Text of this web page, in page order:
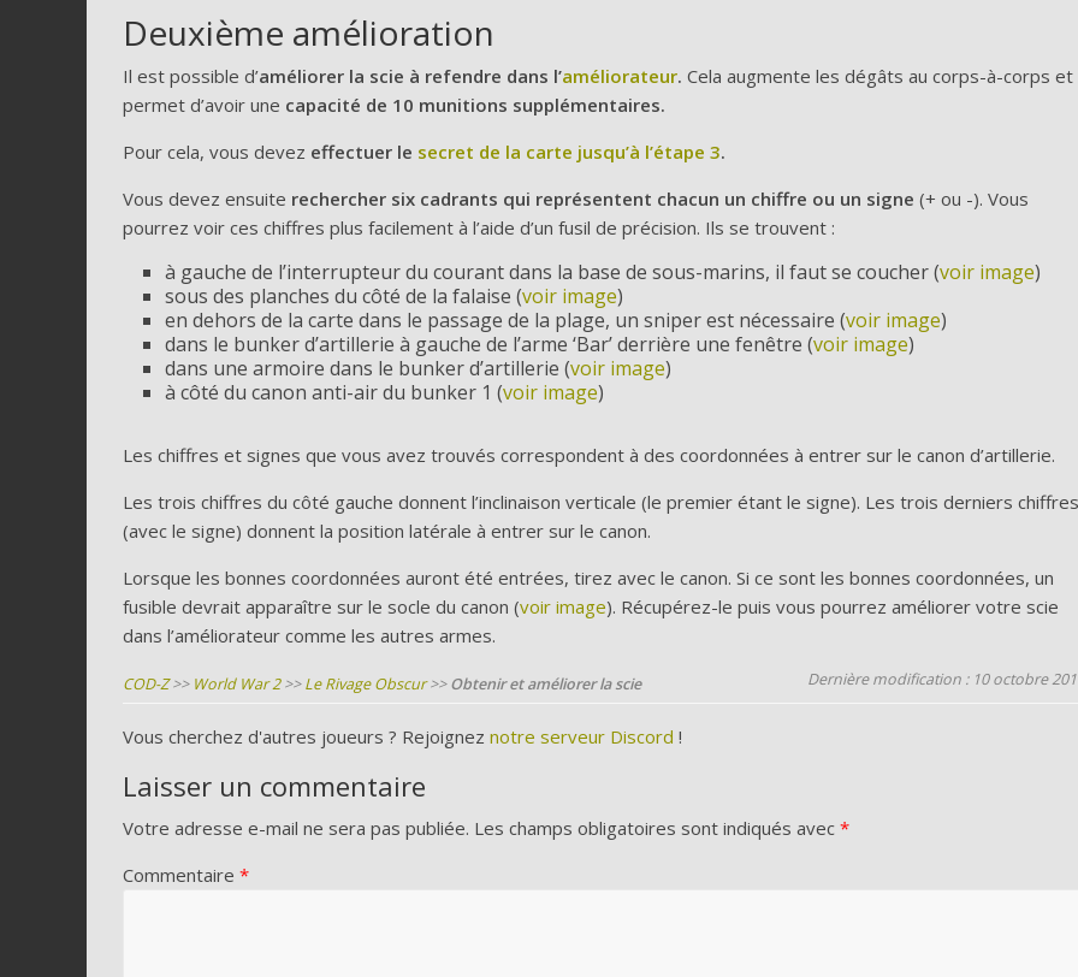
Deuxième amélioration
Il est possible d’améliorer la scie à refendre dans l’améliorateur. Cela augmente les dégâts au corps-à-corps et
permet d’avoir une capacité de 10 munitions supplémentaires.
Pour cela, vous devez effectuer le secret de la carte jusqu’à l’étape 3.
Vous devez ensuite rechercher six cadrants qui représentent chacun un chiffre ou un signe (+ ou -). Vous
pourrez voir ces chiffres plus facilement à l’aide d’un fusil de précision. Ils se trouvent :
à gauche de l’interrupteur du courant dans la base de sous-marins, il faut se coucher (voir image)
sous des planches du côté de la falaise (voir image)
en dehors de la carte dans le passage de la plage, un sniper est nécessaire (voir image)
dans le bunker d’artillerie à gauche de l’arme ‘Bar’ derrière une fenêtre (voir image)
dans une armoire dans le bunker d’artillerie (voir image)
à côté du canon anti-air du bunker 1 (voir image)
Les chiffres et signes que vous avez trouvés correspondent à des coordonnées à entrer sur le canon d’artillerie.
Les trois chiffres du côté gauche donnent l’inclinaison verticale (le premier étant le signe). Les trois derniers chiffres
(avec le signe) donnent la position latérale à entrer sur le canon.
Lorsque les bonnes coordonnées auront été entrées, tirez avec le canon. Si ce sont les bonnes coordonnées, un
fusible devrait apparaître sur le socle du canon (voir image). Récupérez-le puis vous pourrez améliorer votre scie
dans l’améliorateur comme les autres armes.
Dernière modification : 10 octobre
COD-Z>> World War 2>>Le Rivage Obscur>>Obtenir et améliorer la scie
Vous cherchez d'autres joueurs ? Rejoignez notre serveur Discord !
Laisser un commentaire
Votre adresse e-mail ne sera pas publiée. Les champs obligatoires sont indiqués avec *
Commentaire *